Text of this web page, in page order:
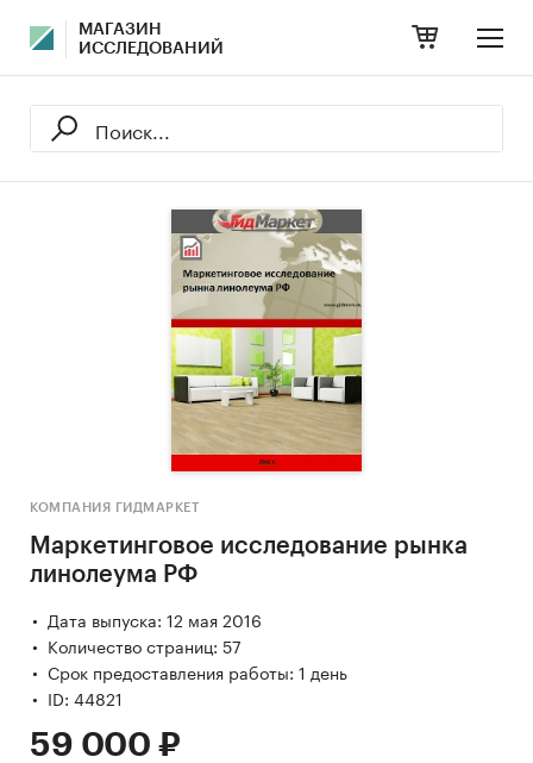
МАГАЗИН
ИССЛЕДОВАНИЙ
КОМПАНИЯ ГИДМАРКЕТ
Маркетинговое исследование рынка
линолеума РФ
Дата выпуска: 12 мая 2016
Количество страниц: 57
Срок предоставления работы: 1 день
ID: 44821
59 000 ₽